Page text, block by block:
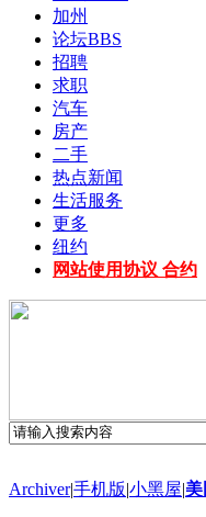
加州
论坛BBS
招聘
求职
汽车
房产
二手
热点新闻
生活服务
更多
纽约
网站使用协议 合约
Archiver|手机版|小黑屋|